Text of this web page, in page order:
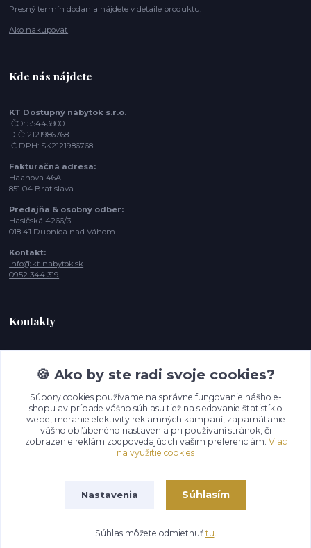
Presný termín dodania nájdete v detaile produktu.
Ako nakupovať
Kde nás nájdete
KT Dostupný nábytok s.r.o.
IČO: 55443800
DIČ: 2121986768
IČ DPH: SK2121986768
Fakturačná adresa:
Haanova 46A
851 04 Bratislava
Predajňa & osobný odber:
Hasičská 4266/3
018 41 Dubnica nad Váhom
Kontakt:
info@kt-nabytok.sk
0952 344 319
Kontakty
+421 952 344 319
(Po-Pia - 10:00 -15:00 hod. , So-Ne 11:00- 17:00
info@kt-nabytok.sk
Vytvorené na
Eshop-rychlo.sk
🍪 Ako by ste radi svoje cookies?
Súbory cookies používame na správne fungovanie nášho e-
shopu av prípade vášho súhlasu tiež na sledovanie štatistík o
webe, meranie efektivity reklamných kampaní, zapamätanie
vášho obľúbeného nastavenia pri používaní stránok, či
zobrazenie reklám zodpovedajúcich vašim preferenciám. Viac
na využitie cookies
Nastavenia Súhlasím
Súhlas môžete odmietnuť tu